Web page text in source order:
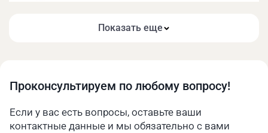
Зажимная пластина
Цилиндрический штифт
удовольствием ответят на все ваши вопросы по
16.03.2026 в 09:09
Алексей
Показать еще
Проконсультируем по любому вопросу!
Если у вас есть вопросы, оставьте ваши
контактные данные и мы обязательно с вами